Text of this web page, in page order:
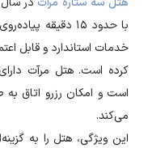
با حدود ۱۵ دقیقه
خدمات استاندارد و قابل
کرده است. هتل مرآت
است و امکان رزرو اتاق
می‌کند.
این ویژگی، هتل را به